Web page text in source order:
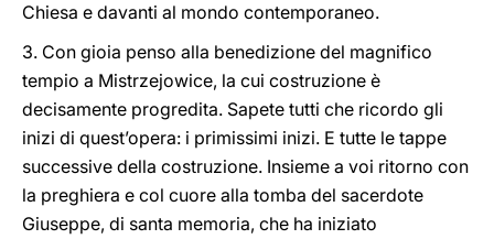
Chiesa e davanti al mondo contemporaneo.
3. Con gioia penso alla benedizione del magnifico
tempio a Mistrzejowice, la cui costruzione è
decisamente progredita. Sapete tutti che ricordo gli
inizi di quest’opera: i primissimi inizi. E tutte le tappe
successive della costruzione. Insieme a voi ritorno con
la preghiera e col cuore alla tomba del sacerdote
Giuseppe, di santa memoria, che ha iniziato